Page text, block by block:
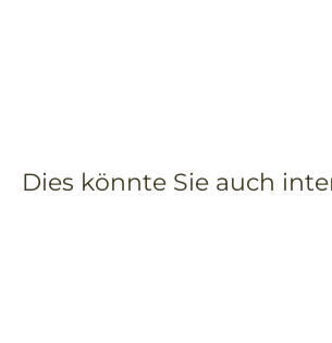
Dies könnte Sie auch